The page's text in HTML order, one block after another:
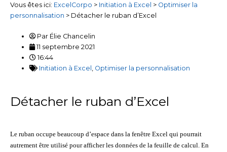
Vous êtes ici: ExcelCorpo > Initiation à Excel > Optimiser la
personnalisation > Détacher le ruban d’Excel
Par Élie Chancelin
11 septembre 2021
16:44
Initiation à Excel , Optimiser la personnalisation
Détacher le ruban d’Excel
Le ruban occupe beaucoup d’espace dans la fenêtre Excel qui pourrait
autrement être utilisé pour afficher les données de la feuille de calcul. En